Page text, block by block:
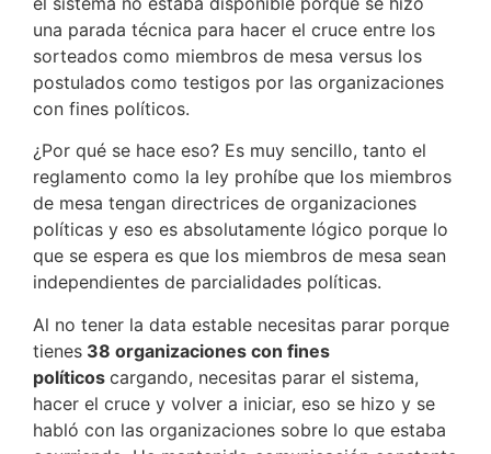
una parada técnica para hacer el cruce entre los
sorteados como miembros de mesa versus los
postulados como testigos por las organizaciones
con fines políticos.
¿Por qué se hace eso? Es muy sencillo, tanto el
reglamento como la ley prohíbe que los miembros
de mesa tengan directrices de organizaciones
políticas y eso es absolutamente lógico porque lo
que se espera es que los miembros de mesa sean
independientes de parcialidades políticas.
Al no tener la data estable necesitas parar porque
tienes 38 organizaciones con fines
políticos cargando, necesitas parar el sistema,
hacer el cruce y volver a iniciar, eso se hizo y se
habló con las organizaciones sobre lo que estaba